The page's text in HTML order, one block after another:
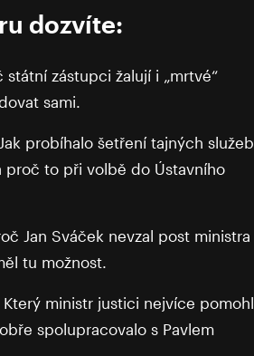
dozvíte:
státní zástupci žalují i „mrtvé“
sami.
Jak probíhalo šetření tajných služeb
proč to při volbě do Ústavního
Jan Sváček nevzal post ministra
tu možnost.
Který ministr justici nejvíce pomohl
spolupracovalo s Pavlem